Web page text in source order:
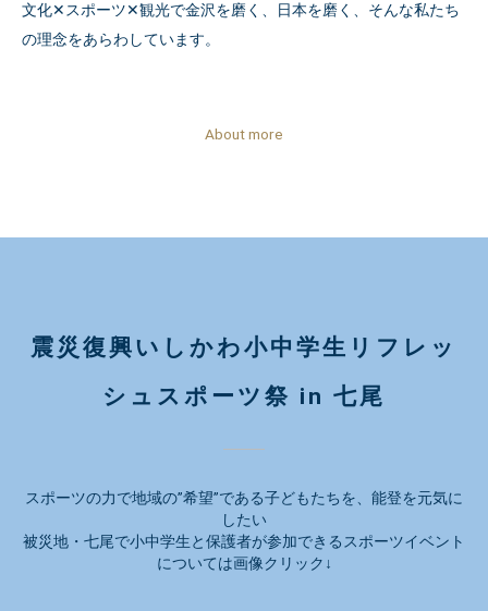
文化✕スポーツ✕観光で金沢を磨く、日本を磨く、そんな私たち
の理念をあらわしています。
About more
震災復興いしかわ小中学生リフレッ
シュスポーツ祭 in 七尾
スポーツの力で地域の”希望”である子どもたちを、能登を元気に
したい
被災地・七尾で小中学生と保護者が参加できるスポーツイベント
については画像クリック↓